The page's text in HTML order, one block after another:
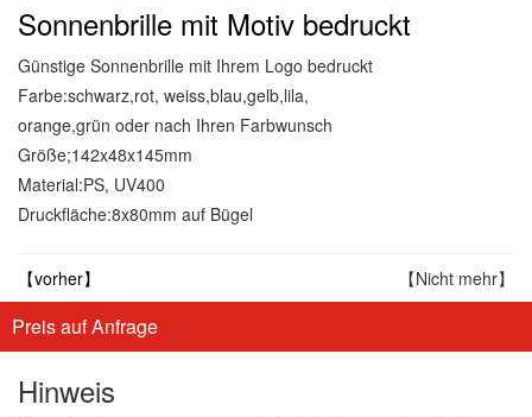
Sonnenbrille mit Motiv bedruckt
Günstige Sonnenbrille mit Ihrem Logo bedruckt
Farbe:schwarz,rot, weiss,blau,gelb,lila,
orange,grün oder nach Ihren Farbwunsch
Größe;142x48x145mm
Material:PS, UV400
Druckfläche:8x80mm auf Bügel
【vorher】 【Nicht mehr】
Preis auf Anfrage
Hinweis